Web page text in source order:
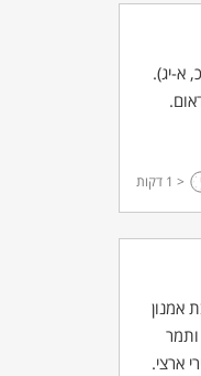
א-יג).
< 1 דקות
אמנון
ארצי.